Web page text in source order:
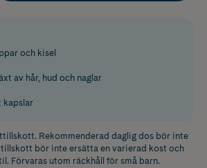
och kisel
av hår, hud och naglar
kapslar
Rekommenderad daglig dos bör inte
bör inte ersätta en varierad kost och
Förvaras utom räckhåll för små barn.